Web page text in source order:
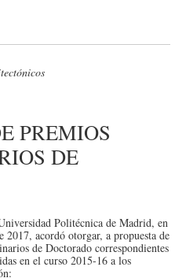
PREMIOS
DE
Politécnica de Madrid, en
acordó otorgar, a propuesta de
de Doctorado correspondientes
en el curso 2015-16 a los